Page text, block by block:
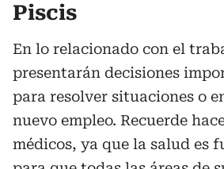
Piscis
En lo relacionado con el
presentarán decisiones
para resolver situaciones o
nuevo empleo. Recuerde
médicos, ya que la salud es